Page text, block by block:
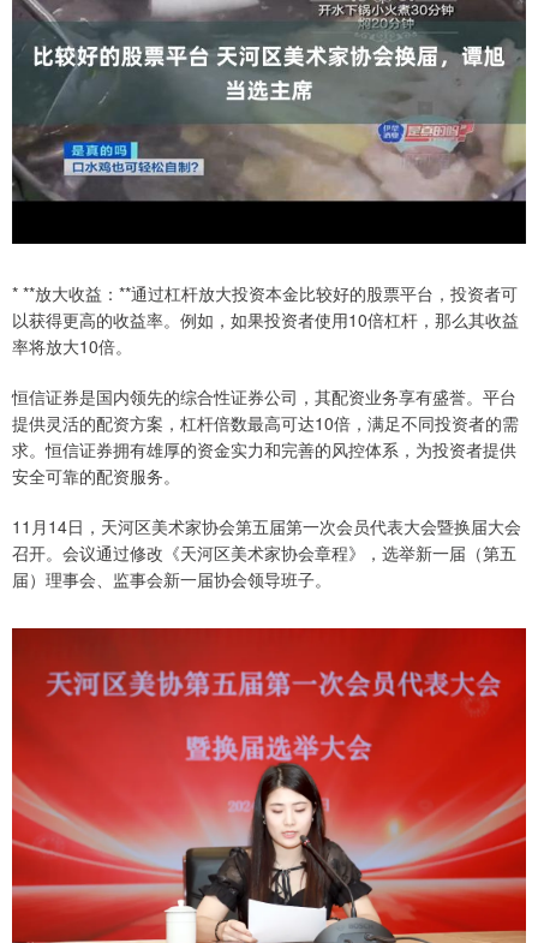
* **放大收益：**通过杠杆放大投资本金比较好的股票平台，投资者可
以获得更高的收益率。例如，如果投资者使用10倍杠杆，那么其收益
率将放大10倍。
恒信证券是国内领先的综合性证券公司，其配资业务享有盛誉。平台
提供灵活的配资方案，杠杆倍数最高可达10倍，满足不同投资者的需
求。恒信证券拥有雄厚的资金实力和完善的风控体系，为投资者提供
安全可靠的配资服务。
11月14日，天河区美术家协会第五届第一次会员代表大会暨换届大会
召开。会议通过修改《天河区美术家协会章程》，选举新一届（第五
届）理事会、监事会新一届协会领导班子。